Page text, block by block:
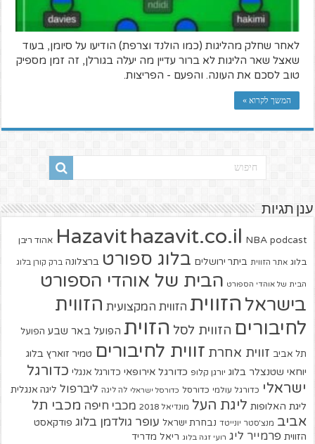
לאחר שחלק מהליגות (כמו הולנד וצרפת) הודיעו על סיומן, בעוד
שאצל שאר הליגות לא ברור עדיין מה יעלה בגורלן, זה זמן מספיק
טוב לסכם את העונה. והפעם - הפריצות.
המשך לקרוא »
ענן תגיות
Hazavit hazavit.co.il NBA podcast אהוד ריבן
בלוג אתר הזווית ביתר ירושלים בלוג ספורט ברצלונה ברק קורן בלוג
הבית של אוהדי הספורט הבית של אוהדי הספורט
בישראל הזווית הזווית המקצועית הזווית
לחיבורים הזווית לסל הזוית הפועל באר שבע הפועל
תל אביב זווית אחרת זווית לחיבורים טמיר זוארץ בלוג
יוחאי שטנצלר בלוג יורגן קלופ כדורגל אירופאי כדורגל אנגלי כדורגל
ישראלי כדורגל עולמי כדורסל כדורסל ישראלי לה ליגה ליברפול ליגה אנגלית
ליגת האלופות ליגת העל מונדיאל 2018 מכבי חיפה מכבי תל
אביב מנצ'סטר יונייטד נבחרת ישראל עופר גולדמן בלוג פודקאסט
הזווית פרמייר ליג רועי זגה בלוג ריאל מדריד